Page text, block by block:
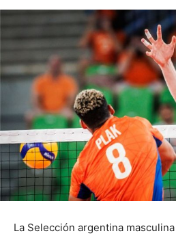
La Selección argentina